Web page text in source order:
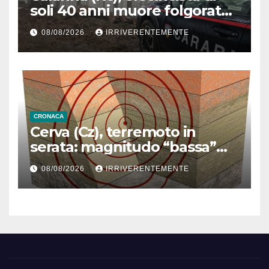
soli 40 anni muore folgorato
mentre monta luminarie. Sul
luogo dell’incidente il 118 e i
carabinieri
08/08/2026 IRRIVERENTEMENTE
CRONACA
Cerva (Cz), terremoto in
serata: magnitudo “bassa”
ma sufficiente a spaventare
08/08/2026 IRRIVERENTEMENTE